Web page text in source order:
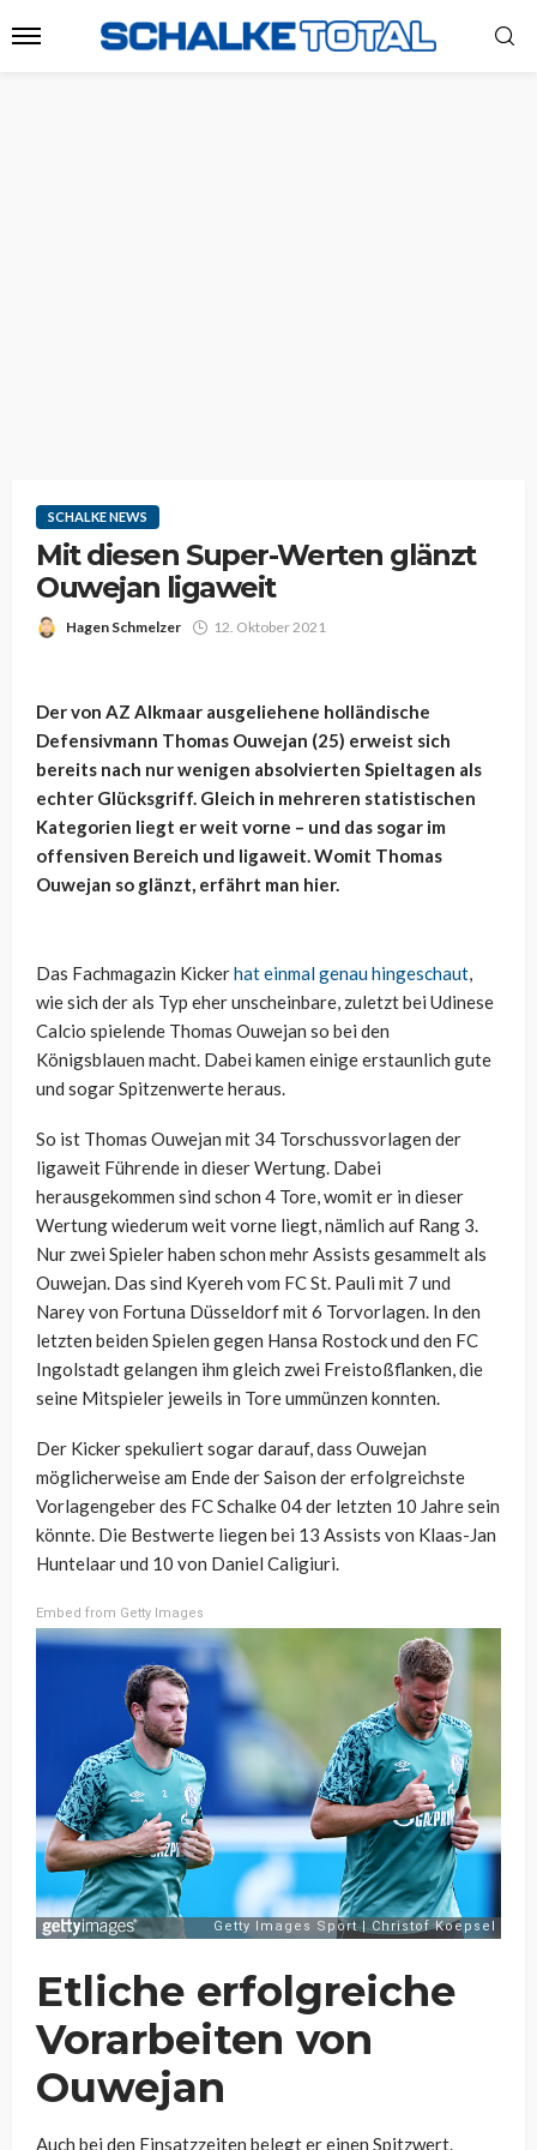
SCHALKE NEWS
Mit diesen Super-Werten glänzt
Ouwejan ligaweit
Hagen Schmelzer 12. Oktober 2021
Der von AZ Alkmaar ausgeliehene holländische
Defensivmann Thomas Ouwejan (25) erweist sich
bereits nach nur wenigen absolvierten Spieltagen als
echter Glücksgriff. Gleich in mehreren statistischen
Kategorien liegt er weit vorne – und das sogar im
offensiven Bereich und ligaweit. Womit Thomas
Ouwejan so glänzt, erfährt man hier.
Das Fachmagazin Kickerhat einmal genau hingeschaut,
wie sich der als Typ eher unscheinbare, zuletzt bei Udinese
Calcio spielende Thomas Ouwejan so bei den
Königsblauen macht. Dabei kamen einige erstaunlich gute
und sogar Spitzenwerte heraus.
So ist Thomas Ouwejan mit 34 Torschussvorlagen der
ligaweit Führende in dieser Wertung. Dabei
herausgekommen sind schon 4 Tore, womit er in dieser
Wertung wiederum weit vorne liegt, nämlich auf Rang 3.
Nur zwei Spieler haben schon mehr Assists gesammelt als
Ouwejan. Das sind Kyereh vom FC St. Pauli mit 7 und
Narey von Fortuna Düsseldorf mit 6 Torvorlagen. In den
letzten beiden Spielen gegen Hansa Rostock und den FC
Ingolstadt gelangen ihm gleich zwei Freistoßflanken, die
seine Mitspieler jeweils in Tore ummünzen konnten.
Der Kicker spekuliert sogar darauf, dass Ouwejan
möglicherweise am Ende der Saison der erfolgreichste
Vorlagengeber des FC Schalke 04 der letzten 10 Jahre sein
könnte. Die Bestwerte liegen bei 13 Assists von Klaas-Jan
Huntelaar und 10 von Daniel Caligiuri.
Embed from Getty Images
Etliche erfolgreiche
Vorarbeiten von
Ouwejan
Auch bei den Einsatzzeiten belegt er einen Spitzwert.